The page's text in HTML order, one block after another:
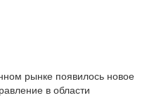
рынке появилось новое
в области